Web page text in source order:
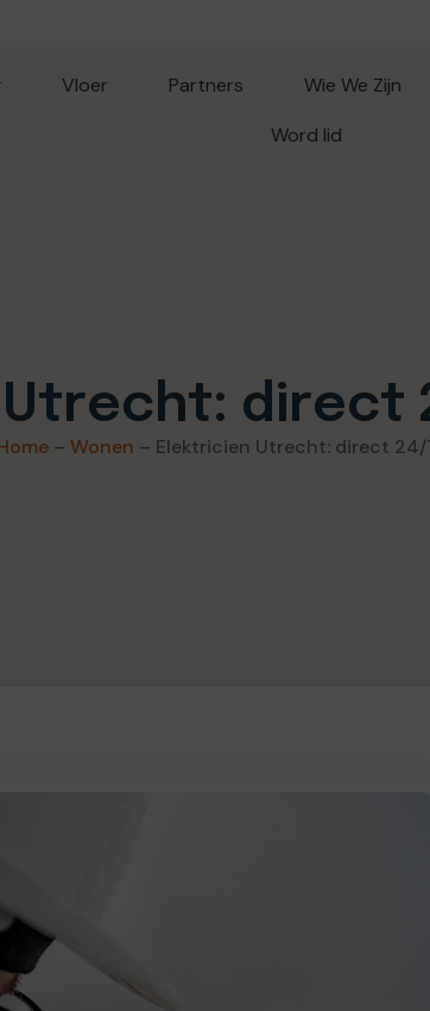
Vloer Partners Wie We Zijn
Word lid
direct
–Wonen – Elektricien Utrecht: direct